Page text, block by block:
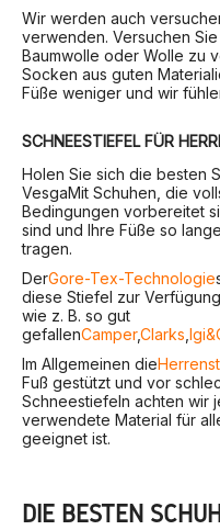
Wir werden auch
verwenden. Versuchen
Baumwolle oder Wolle zu
Socken aus guten
Füße weniger und wir
SCHNEESTIEFEL FÜR
Holen Sie sich die besten
VesgaMit Schuhen, die
Bedingungen vorbereitet
sind und Ihre Füße so
tragen.
DerGore-Tex-Technologie
diese Stiefel zur
wie z. B. so gut
gefallenCamper,Clarks,
Im Allgemeinen die
Fuß gestützt und vor
Schneestiefeln achten wir
verwendete Material für
geeignet ist.
DIE BESTEN